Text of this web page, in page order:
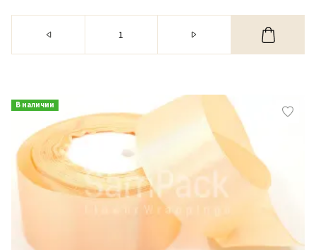
В наличии